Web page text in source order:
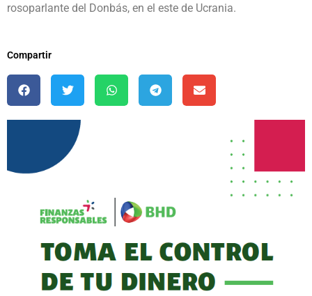
rosoparlante del Donbás, en el este de Ucrania.
Compartir